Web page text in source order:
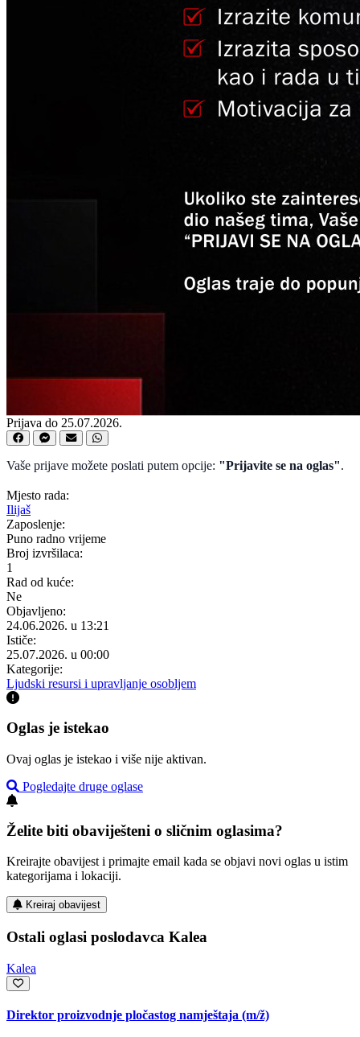
Prijava do 25.07.2026.
Vaše prijave možete poslati putem opcije: "Prijavite se na oglas".
Mjesto rada:
Ilijaš
Zaposlenje:
Puno radno vrijeme
Broj izvršilaca:
1
Rad od kuće:
Ne
Objavljeno:
24.06.2026. u 13:21
Ističe:
25.07.2026. u 00:00
Kategorije:
Ljudski resursi i upravljanje osobljem
Oglas je istekao
Ovaj oglas je istekao i više nije aktivan.
Pogledajte druge oglase
Želite biti obaviješteni o sličnim oglasima?
Kreirajte obavijest i primajte email kada se objavi novi oglas u istim
kategorijama i lokaciji.
Kreiraj obavijest
Ostali oglasi poslodavca Kalea
Kalea
Direktor proizvodnje pločastog namještaja (m/ž)